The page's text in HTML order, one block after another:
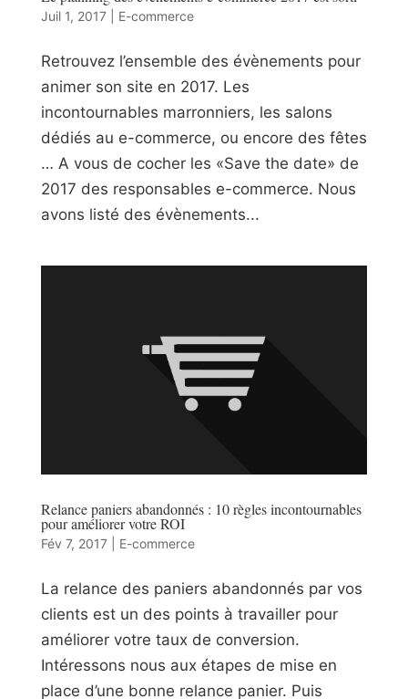
Juil 1, 2017| E-commerce
Retrouvez l’ensemble des évènements pour
animer son site en 2017. Les
incontournables marronniers, les salons
dédiés au e-commerce, ou encore des fêtes
… A vous de cocher les «Save the date» de
2017 des responsables e-commerce. Nous
avons listé des évènements...
Relance paniers abandonnés : 10 règles incontournables
pour améliorer votre ROI
Fév 7, 2017| E-commerce
La relance des paniers abandonnés par vos
clients est un des points à travailler pour
améliorer votre taux de conversion.
Intéressons nous aux étapes de mise en
place d’une bonne relance panier. Puis